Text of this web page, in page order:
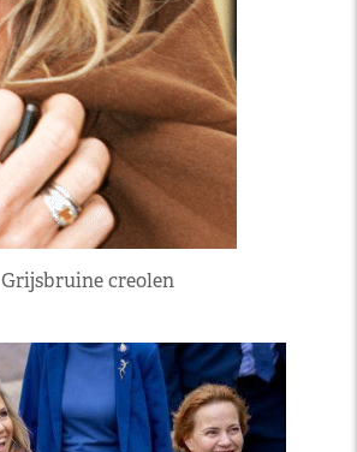
Grijsbruine creolen